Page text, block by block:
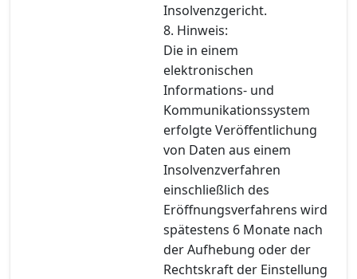
Insolvenzgericht.
8. Hinweis:
Die in einem
elektronischen
Informations- und
Kommunikationssystem
erfolgte Veröffentlichung
von Daten aus einem
Insolvenzverfahren
einschließlich des
Eröffnungsverfahrens wird
spätestens 6 Monate nach
der Aufhebung oder der
Rechtskraft der Einstellung